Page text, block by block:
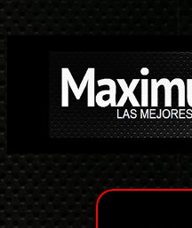
Saltar
contenido